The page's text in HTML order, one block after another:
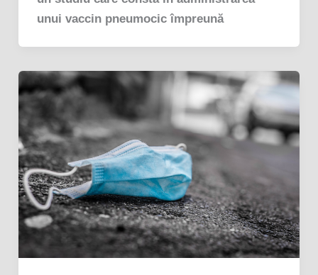
unui vaccin pneumocic împreună